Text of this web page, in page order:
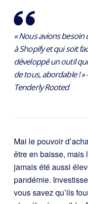
« Nous avions besoin
à Shopify et qui soit
développé un outil
de tous, abordable !
Tenderly Rooted
Mai le pouvoir
être en baisse, mais
jamais été aussi
pandémie.
vous savez qu’ils